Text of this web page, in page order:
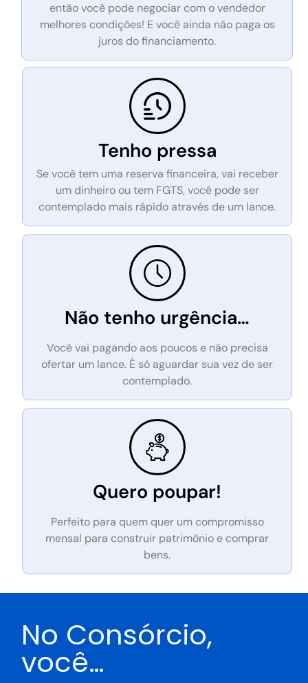
então você pode negociar com o vendedor
melhores condições! E você ainda não paga os
juros do financiamento.
Tenho pressa
Se você tem uma reserva financeira, vai receber
um dinheiro ou tem FGTS, você pode ser
contemplado mais rápido através de um lance.
Não tenho urgência…
Você vai pagando aos poucos e não precisa
ofertar um lance. É só aguardar sua vez de ser
contemplado.
Quero poupar!
Perfeito para quem quer um compromisso
mensal para construir patrimônio e comprar
bens.
No Consórcio,
você…